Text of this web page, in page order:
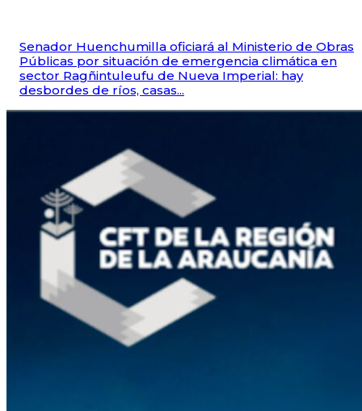
Senador Huenchumilla oficiará al Ministerio de Obras
Públicas por situación de emergencia climática en
sector Ragñintuleufu de Nueva Imperial: hay
desbordes de ríos, casas...